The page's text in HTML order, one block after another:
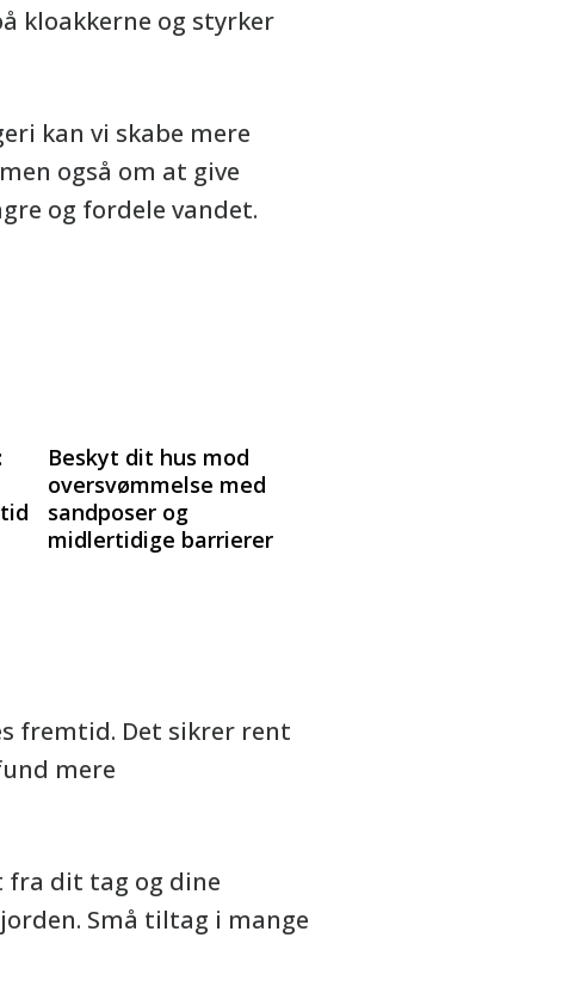
kloakkerne og styrker
kan vi skabe mere
også om at give
og fordele vandet.
Beskyt dit hus mod
oversvømmelse med
sandposer og
midlertidige barrierer
fremtid. Det sikrer rent
mere
fra dit tag og dine
Små tiltag i mange